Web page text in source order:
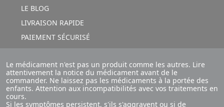
LE BLOG
LIVRAISON RAPIDE
PAIEMENT SÉCURISÉ
Le médicament n'est pas un produit comme les autres. Lire
attentivement la notice du médicament avant de le
commander. Ne laissez pas les médicaments à la portée des
enfants. Attention aux incompatibilités avec vos traitements en
cours.
Si les symptômes persistent, s'ils s'aggravent ou si de